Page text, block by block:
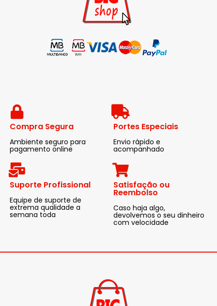
Compra Segura
Ambiente seguro para
pagamento online
Portes Especiais
Envio rápido e
acompanhado
Suporte Profissional
Equipe de suporte de
extrema qualidade a
semana toda
Satisfação ou
Reembolso
Caso haja algo,
devolvemos o seu dinheiro
com velocidade